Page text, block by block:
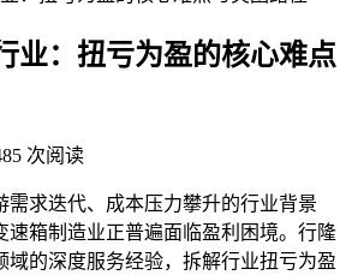
业：扭亏为盈的核心难点
次阅读
需求迭代、成本压力攀升的行业背景
速箱制造业正普遍面临盈利困境。行隆
域的深度服务经验，拆解行业扭亏为盈